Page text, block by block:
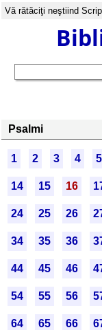
Vă rătăciţi neştiind
Psalmi
1 2 3 4 5
14 15 16
24 25 26
34 35 36
44 45 46
54 55 56
64 65 66